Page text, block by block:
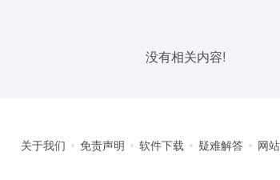
没有相关内容!
关于我们 免责声明 软件下载 疑难解答 网